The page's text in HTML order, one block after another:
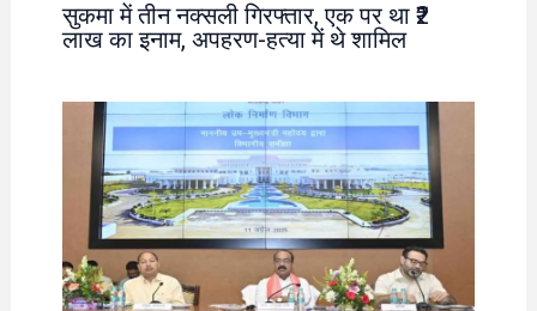
सुकमा में तीन नक्सली गिरफ्तार, एक पर था ₹2
लाख का इनाम, अपहरण-हत्या में थे शामिल